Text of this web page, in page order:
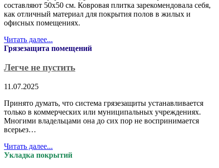
составляют 50х50 см. Ковровая плитка зарекомендовала себя,
как отличный материал для покрытия полов в жилых и
офисных помещениях.
Читать далее...
Грязезащита помещений
Легче не пустить
11.07.2025
Принято думать, что система грязезащиты устанавливается
только в коммерческих или муниципальных учреждениях.
Многими владельцами она до сих пор не воспринимается
всерьез…
Читать далее...
Укладка покрытий